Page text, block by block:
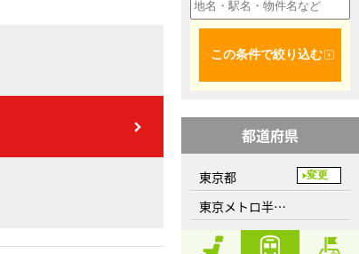
この条件で絞り込む
都道府県
東京都 変更
東京メトロ半蔵門線、三越前駅